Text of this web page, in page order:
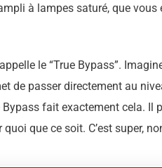
à lampes saturé, que vous
le “True Bypass”.
de passer directement au
fait exactement cela. Il
que ce soit. C’est super,